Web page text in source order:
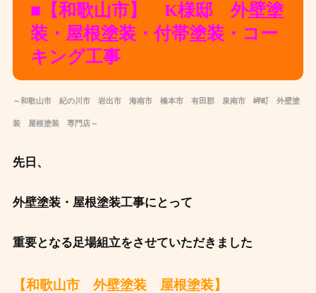
■【和歌山市】 K様邸 外壁塗
装・屋根塗装・付帯塗装・コー
キング工事
～和歌山市 紀の川市 岩出市 海南市 橋本市 有田郡 泉南市 岬町 外壁塗
装 屋根塗装 専門店～
先日、
外壁塗装・屋根塗装工事にとって
重要となる足場組立をさせていただきました
【和歌山市 外壁塗装 屋根塗装】